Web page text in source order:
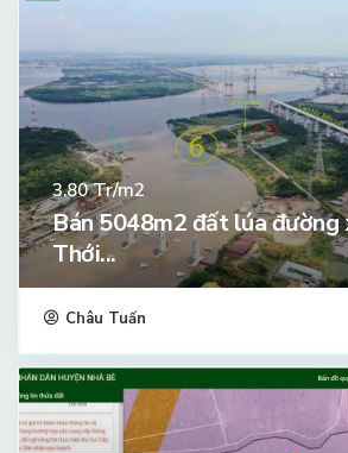
3.80Tr/m2
Bán 5048m2 đất lúa đường
Thới...
Châu Tuấn